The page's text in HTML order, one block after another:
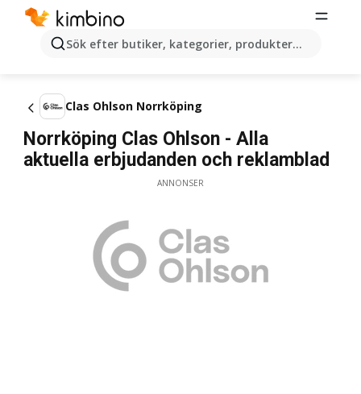
Sök efter butiker, kategorier, produkter...
Clas Ohlson Norrköping
Norrköping Clas Ohlson - Alla
aktuella erbjudanden och reklamblad
ANNONSER